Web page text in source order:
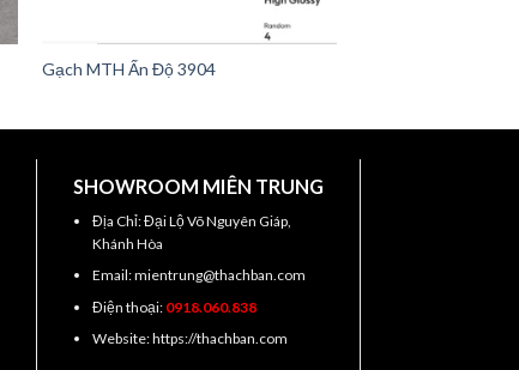
Gạch MTH Ấn Độ 3904
SHOWROOM MIÊN TRUNG
Địa Chỉ: Đại Lộ Võ Nguyên Giáp,
Khánh Hòa
Email: mientrung@thachban.com
Điện thoại: 0918.060.838
Website: https://thachban.com